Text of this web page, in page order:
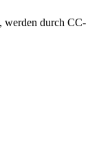
werden durch CC-